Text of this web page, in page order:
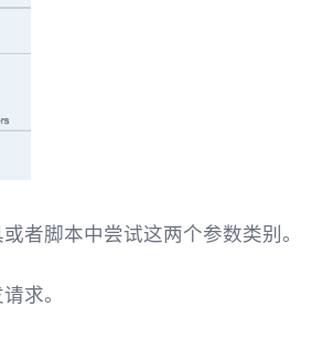
者脚本中尝试这两个参数类别。
求。